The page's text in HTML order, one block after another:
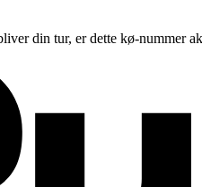
din tur, er dette kø-nummer